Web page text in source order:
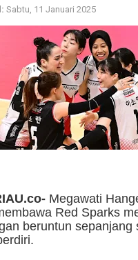
Sabtu, 11 Januari 2025
Megawati
Red Sparks
beruntun sepanjang